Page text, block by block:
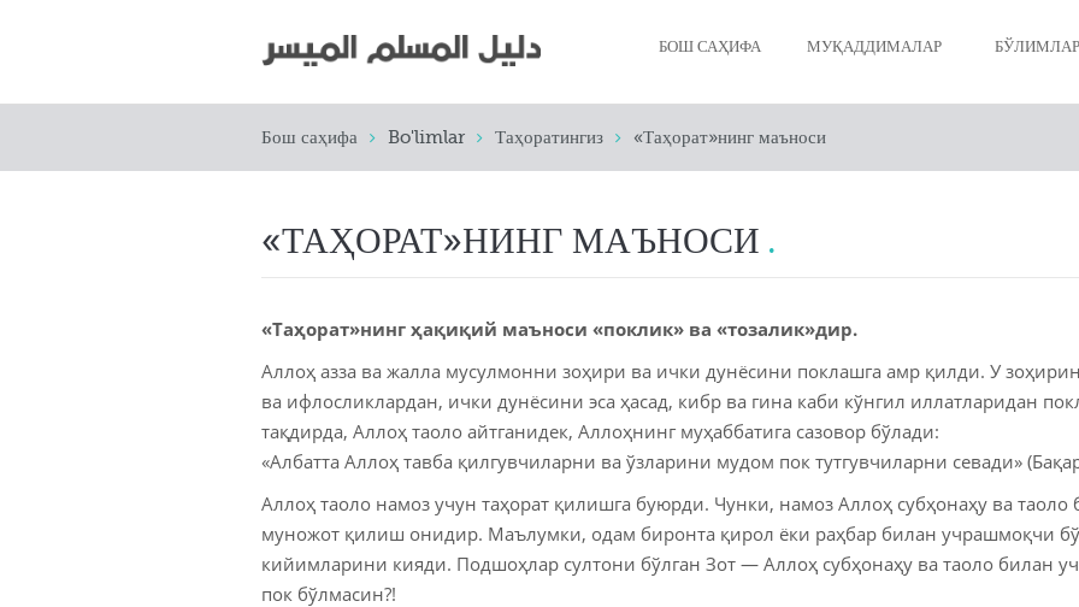
БОШ САҲИФА МУҚАДДИМАЛАР БЎЛИМЛАР
Ҳажингиз
Ўлим ва
Исломдаги
Молиявий
Бош саҳифа Bo'limlar Таҳоратингиз «Таҳорат»нинг маъноси
«ТАҲОРАТ»НИНГ МАЪНОСИ
«Таҳорат»нинг ҳақиқий маъноси «поклик» ва «тозалик»дир.
Аллоҳ азза ва жалла мусулмонни зоҳири ва ички дунёсини поклашга амр қилди. У
ва ифлосликлардан, ички дунёсини эса ҳасад, кибр ва гина каби кўнгил иллатларидан
тақдирда, Аллоҳ таоло айтганидек, Аллоҳнинг муҳаббатига сазовор бўлади:
«Албатта Аллоҳ тавба қилгувчиларни ва ўзларини мудом пок тутгувчиларни севади»
Аллоҳ таоло намоз учун таҳорат қилишга буюрди. Чунки, намоз Аллоҳ субҳонаҳу ва таоло
муножот қилиш онидир. Маълумки, одам биронта қирол ёки раҳбар билан учрашмоқчи
кийимларини кияди. Подшоҳлар султони бўлган Зот — Аллоҳ субҳонаҳу ва таоло билан
пок бўлмасин?!